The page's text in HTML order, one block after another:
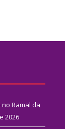
Ramal da
2026